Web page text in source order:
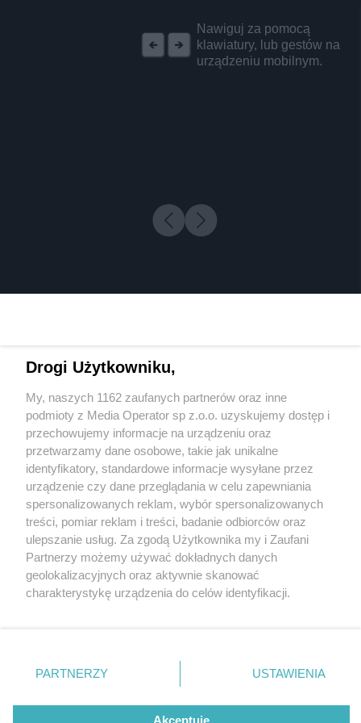
Nawiguj za pomocą
klawiatury, lub gestów na
urządzeniu mobilnym.
3 / 0
Wydawca mediów lokalnych
Nie zapomnij
zapoznać się z:
polityką prywatności regulamin korzystania z portali
Twojemiasto
Piekary Śląskie
Chorzów
Tarnowskie Góry
Gliwice
Skontakuj sięz nami
Kontakt
Wydawca
Redakcja
Drogi Użytkowniku,
My, naszych 1162 zaufanych partnerów oraz inne
podmioty z Media Operator sp z.o.o. uzyskujemy dostęp i
przechowujemy informacje na urządzeniu oraz
przetwarzamy dane osobowe, takie jak unikalne
identyfikatory, standardowe informacje wysyłane przez
urządzenie czy dane przeglądania w celu zapewniania
spersonalizowanych reklam, wybór spersonalizowanych
treści, pomiar reklam i treści, badanie odbiorców oraz
ulepszanie usług. Za zgodą Użytkownika my i Zaufani
Partnerzy możemy używać dokładnych danych
geolokalizacyjnych oraz aktywnie skanować
charakterystykę urządzenia do celów identyfikacji.
zmienić/wycofać klikając przycisk ustawień prywatności
znajdujący się w lewym dolnym rogu strony
rodzaje przetwarzania danych nie wymagają zgody
użytkownika, ale masz prawo sprzeciwić się takiemu
PARTNERZY USTAWIENIA
Akceptuję